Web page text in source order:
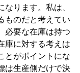
ります。私は、
ものだと考えてい
必要な在庫は持つ
庫に対する考えは
とがポイントにな
は生産側だけで決